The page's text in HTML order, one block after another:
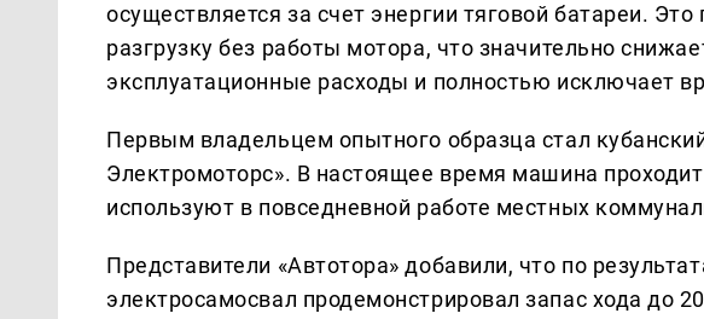
осуществляется за счет энергии тяговой батареи. Это
разгрузку без работы мотора, что значительно
эксплуатационные расходы и полностью исключает
Первым владельцем опытного образца стал
Электромоторс». В настоящее время машина
используют в повседневной работе местных
Представители «Автотора» добавили, что по
электросамосвал продемонстрировал запас хода до